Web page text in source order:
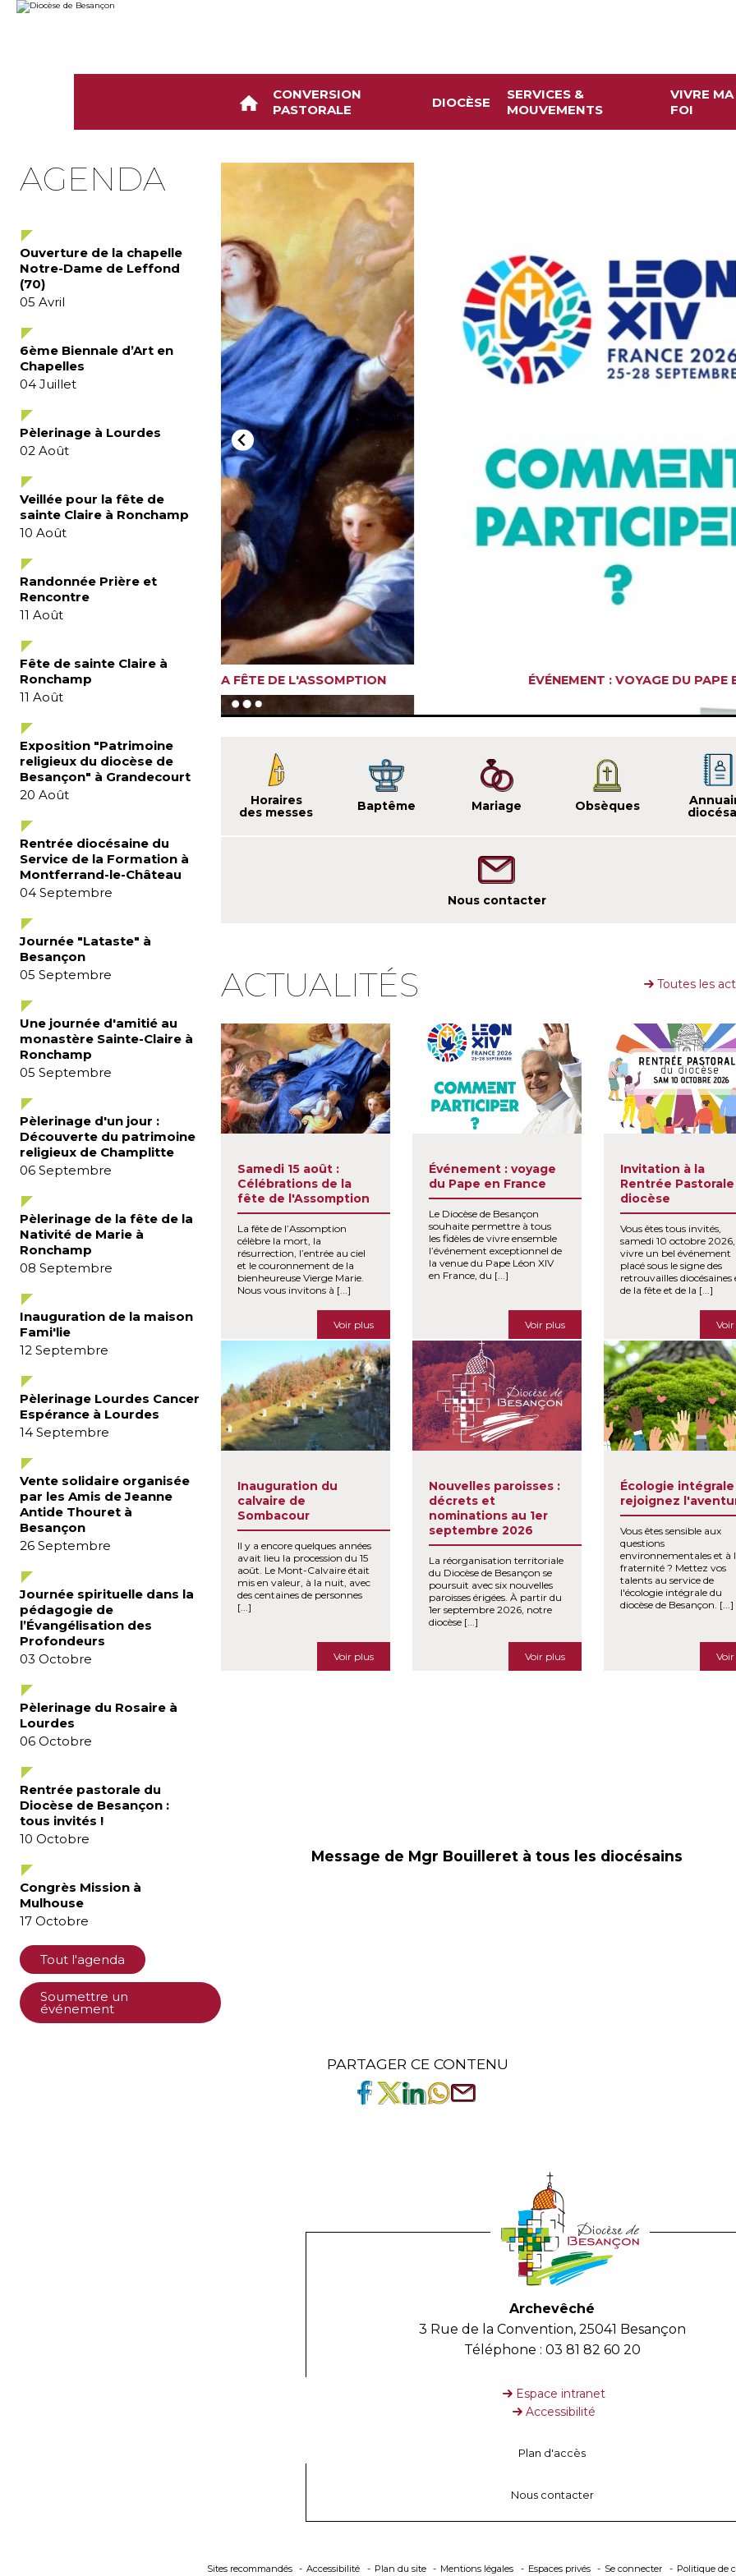
Aller
Outils
personnels
CONVERSION
PASTORALE
DIOCÈSE
SERVICES &
MOUVEMENTS
VIVRE MA
FOI
AGENDA
Soumettre un
événement
Ouverture de la chapelle
Notre-Dame de Leffond
(70)
05 Avril
6ème Biennale d’Art en
Chapelles
04 Juillet
Pèlerinage à Lourdes
02 Août
Veillée pour la fête de
sainte Claire à Ronchamp
10 Août
Randonnée Prière et
Rencontre
11 Août
Fête de sainte Claire à
Ronchamp
11 Août
Exposition "Patrimoine
religieux du diocèse de
Besançon" à Grandecourt
20 Août
Rentrée diocésaine du
Service de la Formation à
Montferrand-le-Château
04 Septembre
Journée "Lataste" à
Besançon
05 Septembre
Une journée d'amitié au
monastère Sainte-Claire à
Ronchamp
05 Septembre
Pèlerinage d'un jour :
Découverte du patrimoine
religieux de Champlitte
06 Septembre
Pèlerinage de la fête de la
Nativité de Marie à
Ronchamp
08 Septembre
Inauguration de la maison
Fami'lie
12 Septembre
Pèlerinage Lourdes Cancer
Espérance à Lourdes
14 Septembre
Vente solidaire organisée
par les Amis de Jeanne
Antide Thouret à
Besançon
26 Septembre
Journée spirituelle dans la
pédagogie de
l’Évangélisation des
Profondeurs
03 Octobre
Pèlerinage du Rosaire à
Lourdes
06 Octobre
Rentrée pastorale du
Diocèse de Besançon :
tous invités !
10 Octobre
Congrès Mission à
Mulhouse
17 Octobre
Tout l'agenda
LA FÊTE DE L'ASSOMPTION ÉVÉNEMENT : VOYAGE DU PAPE EN FRANCE
Horaires
des messes
Baptême Mariage Obsèques
Nous contacter
ACTUALITÉS Toutes les
Samedi 15 août :
Célébrations de la
fête de l'Assomption
La fête de l’Assomption
célèbre la mort, la
résurrection, l’entrée au ciel
et le couronnement de la
bienheureuse Vierge Marie.
Nous vous invitons à [...]
Voir plus
Événement : voyage
du Pape en France
Le Diocèse de Besançon
souhaite permettre à tous
les fidèles de vivre ensemble
l’événement exceptionnel de
la venue du Pape Léon XIV
en France, du [...]
Voir plus
Invitation à la
Rentrée
diocèse
Vous êtes tous invités,
samedi 10 octobre 2026,
vivre un bel événement
placé sous le signe des
retrouvailles diocésaines
de la fête et de la [...]
Inauguration du
calvaire de
Sombacour
Il y a encore quelques années
avait lieu la procession du 15
août. Le Mont-Calvaire était
mis en valeur, à la nuit, avec
des centaines de personnes
[...]
Voir plus
Nouvelles paroisses :
décrets et
nominations au 1er
septembre 2026
La réorganisation territoriale
du Diocèse de Besançon se
poursuit avec six nouvelles
paroisses érigées. À partir du
1er septembre 2026, notre
diocèse [...]
Voir plus
Écologie intégrale
rejoignez
Vous êtes sensible aux
questions
environnementales et à
fraternité ? Mettez vos
talents au service de
l'écologie intégrale du
diocèse de Besançon. [...]
Message de Mgr Bouilleret à tous les diocésains
PARTAGER CE CONTENU
Archevêché
3 Rue de la Convention, 25041 Besançon
Téléphone : 03 81 82 60 20
Espace intranet
Accessibilité
Plan d'accès
Nous contacter
Sites recommandés Accessibilité Plan du site Mentions légales Espaces privés Se connecter Politique de